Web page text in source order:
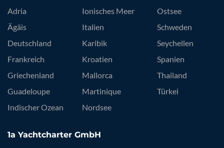
Adria
Ägäis
Deutschland
Frankreich
Griechenland
Guadeloupe
Indischer Ozean
Ionisches Meer
Italien
Karibik
Kroatien
Mallorca
Martinique
Nordsee
Ostsee
Schweden
Seychellen
Spanien
Thailand
Türkei
1a Yachtcharter GmbH